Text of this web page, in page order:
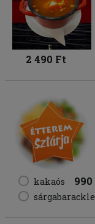
2 490 Ft
kakaós